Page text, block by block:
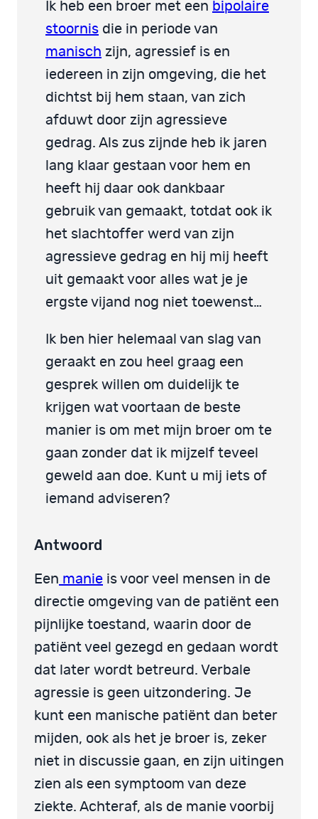
Ik heb een broer met een bipolaire
stoornis die in periode van
manisch zijn, agressief is en
iedereen in zijn omgeving, die het
dichtst bij hem staan, van zich
afduwt door zijn agressieve
gedrag. Als zus zijnde heb ik jaren
lang klaar gestaan voor hem en
heeft hij daar ook dankbaar
gebruik van gemaakt, totdat ook ik
het slachtoffer werd van zijn
agressieve gedrag en hij mij heeft
uit gemaakt voor alles wat je je
ergste vijand nog niet toewenst…
Ik ben hier helemaal van slag van
geraakt en zou heel graag een
gesprek willen om duidelijk te
krijgen wat voortaan de beste
manier is om met mijn broer om te
gaan zonder dat ik mijzelf teveel
geweld aan doe. Kunt u mij iets of
iemand adviseren?
Antwoord
Een manie is voor veel mensen in de
directie omgeving van de patiënt een
pijnlijke toestand, waarin door de
patiënt veel gezegd en gedaan wordt
dat later wordt betreurd. Verbale
agressie is geen uitzondering. Je
kunt een manische patiënt dan beter
mijden, ook als het je broer is, zeker
niet in discussie gaan, en zijn uitingen
zien als een symptoom van deze
ziekte. Achteraf, als de manie voorbij